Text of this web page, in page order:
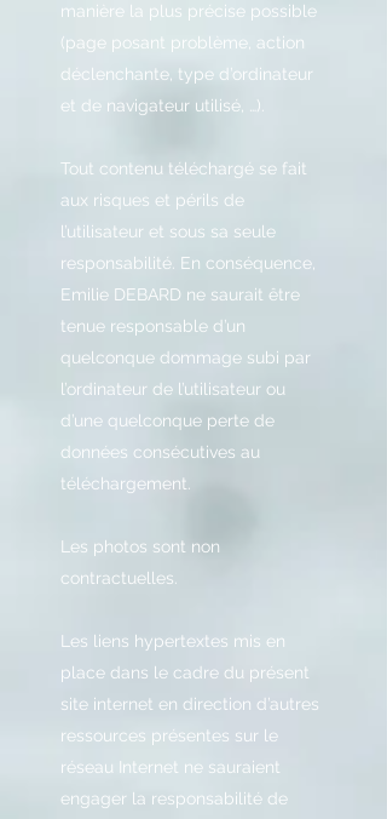
manière la plus précise possible
(page posant problème, action
déclenchante, type d’ordinateur
et de navigateur utilisé, …).
Tout contenu téléchargé se fait
aux risques et périls de
l’utilisateur et sous sa seule
responsabilité. En conséquence,
Emilie DEBARD ne saurait être
tenue responsable d’un
quelconque dommage subi par
l’ordinateur de l’utilisateur ou
d’une quelconque perte de
données consécutives au
téléchargement.
Les photos sont non
contractuelles.
Les liens hypertextes mis en
place dans le cadre du présent
site internet en direction d’autres
ressources présentes sur le
réseau Internet ne sauraient
engager la responsabilité de